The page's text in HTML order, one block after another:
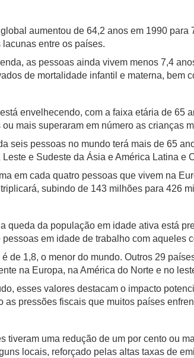
aumentou de 64,2 anos em 1990
entre os países.
as pessoas ainda vivem menos 7,4
de mortalidade infantil e materna, bem
envelhecendo, com a faixa etária de 65
mais superaram em número as crianças
seis pessoas no mundo terá mais de 65
e Sudeste da Ásia e América Latina
em cada quatro pessoas que vivem na
subindo de 143 milhões para 426
queda da população em idade ativa está
em idade de trabalho com aqueles
de 1,8, o menor do mundo. Outros 29
na Europa, na América do Norte e no
esses valores destacam o impacto
as pressões fiscais que muitos países
tiveram uma redução de um por cento ou
locais, reforçado pelas altas taxas de